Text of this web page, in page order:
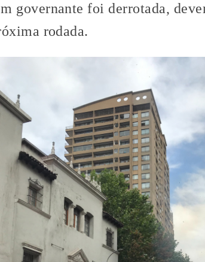
governante foi derrotada,
rodada.